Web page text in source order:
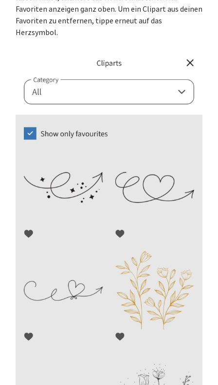
Favoriten anzeigen ganz oben. Um ein Clipart aus deinen
Favoriten zu entfernen, tippe erneut auf das
Herzsymbol.